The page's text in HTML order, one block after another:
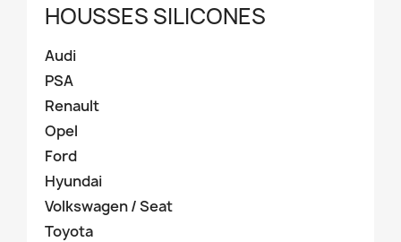
HOUSSES SILICONES
Audi
PSA
Renault
Opel
Ford
Hyundai
Volkswagen / Seat
Toyota